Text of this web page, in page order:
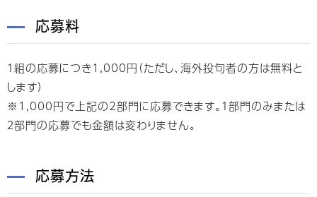
応募料
１組の応募につき1,000円（ただし、海外投句者の方は無料と
します）
※1,000円で上記の2部門に応募できます。１部門のみまたは
２部門の応募でも金額は変わりません。
応募方法